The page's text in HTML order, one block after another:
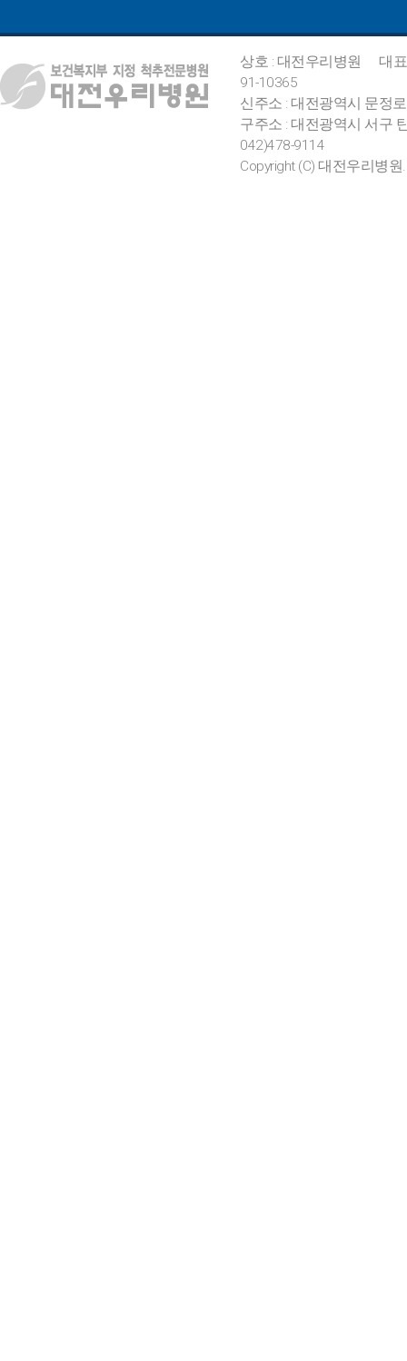
상호 : 대전우리병원
대
91-10365
신주소 : 대전광역시 문정
구주소 : 대전광역시 서구
042)478-9114
Copyright (C) 대전우리병원